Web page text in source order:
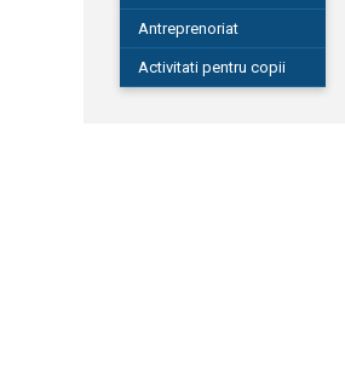
Antreprenoriat
Activitati pentru copii